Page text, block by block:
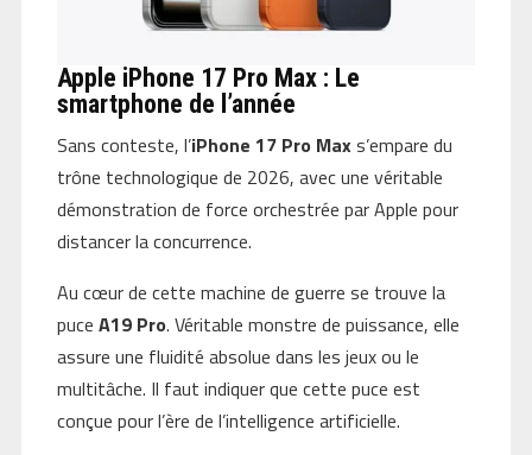
Apple iPhone 17 Pro Max : Le
smartphone de l’année
Sans conteste, l’iPhone 17 Pro Maxs’empare du
trône technologique de 2026, avec une véritable
démonstration de force orchestrée par Apple pour
distancer la concurrence.
Au cœur de cette machine de guerre se trouve la
puce A19 Pro. Véritable monstre de puissance, elle
assure une fluidité absolue dans les jeux ou le
multitâche. Il faut indiquer que cette puce est
conçue pour l’ère de l’intelligence artificielle.